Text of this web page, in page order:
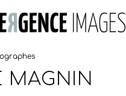
MAGNIN